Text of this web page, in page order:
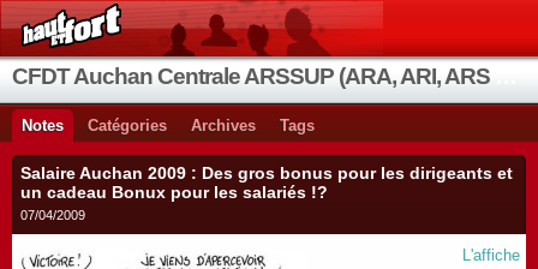
Notes Catégories Archives Tags
Salaire Auchan 2009 : Des gros bonus pour les dirigeants et
un cadeau Bonux pour les salariés !?
07/04/2009
L'affiche